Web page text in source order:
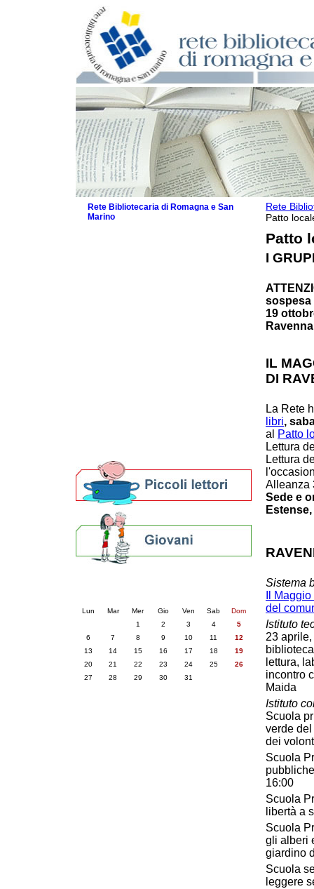
Rete
Patto
Patto
I
sospesa
19
IL
DI
La Rete
libri,
al
Patto
Lettura
Lettura
Alleanza
Sede e
Sistema
Il
del
Istituto
23
lettura,
incontro
Maida
Istituto
Scuola
verde
dei
Scuola
16:00
Scuola
libertà a
Scuola
gli alberi
giardino
Scuola
leggere
Rete Bibliotecaria di Romagna e San
Marino
Lun Mar Mer Gio Ven Sab
Dom
1
2 3 4
5
6
7 8 9 10 11
12
13
14 15 16 17 18
19
20
21 22 23 24 25
26
27
28 29 30 31